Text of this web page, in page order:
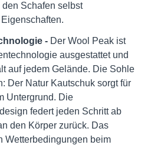
Schafen selbst
- Der Wool Peak ist
ausgestattet und
auf jedem Gelände. Die Sohle
Der Natur Kautschuk sorgt für
Untergrund. Die
federt jeden Schritt ab
den Körper zurück. Das
Wetterbedingungen beim